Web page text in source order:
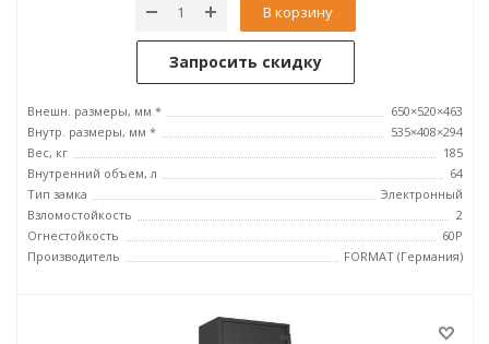
В корзину
Запросить скидку
Внешн. размеры, мм *
650×520×463
Внутр. размеры, мм *
535×408×294
Вес, кг
185
Внутренний объем, л
64
Тип замка
Электронный
Взломостойкость
2
Огнестойкость
60P
Производитель
FORMAT (Германия)